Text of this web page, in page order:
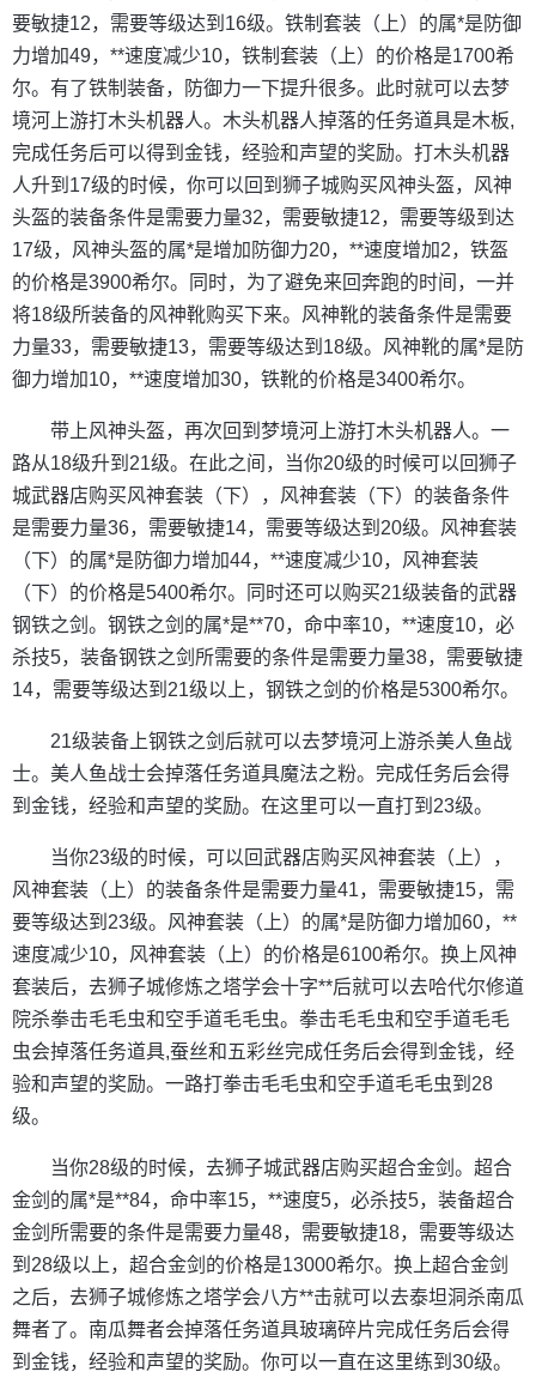
要敏捷12，需要等级达到16级。铁制套装（上）的属*是防御
力增加49，**速度减少10，铁制套装（上）的价格是1700希
尔。有了铁制装备，防御力一下提升很多。此时就可以去梦
境河上游打木头机器人。木头机器人掉落的任务道具是木板,
完成任务后可以得到金钱，经验和声望的奖励。打木头机器
人升到17级的时候，你可以回到狮子城购买风神头盔，风神
头盔的装备条件是需要力量32，需要敏捷12，需要等级到达
17级，风神头盔的属*是增加防御力20，**速度增加2，铁盔
的价格是3900希尔。同时，为了避免来回奔跑的时间，一并
将18级所装备的风神靴购买下来。风神靴的装备条件是需要
力量33，需要敏捷13，需要等级达到18级。风神靴的属*是防
御力增加10，**速度增加30，铁靴的价格是3400希尔。
带上风神头盔，再次回到梦境河上游打木头机器人。一
路从18级升到21级。在此之间，当你20级的时候可以回狮子
城武器店购买风神套装（下），风神套装（下）的装备条件
是需要力量36，需要敏捷14，需要等级达到20级。风神套装
（下）的属*是防御力增加44，**速度减少10，风神套装
（下）的价格是5400希尔。同时还可以购买21级装备的武器
钢铁之剑。钢铁之剑的属*是**70，命中率10，**速度10，必
杀技5，装备钢铁之剑所需要的条件是需要力量38，需要敏捷
14，需要等级达到21级以上，钢铁之剑的价格是5300希尔。
21级装备上钢铁之剑后就可以去梦境河上游杀美人鱼战
士。美人鱼战士会掉落任务道具魔法之粉。完成任务后会得
到金钱，经验和声望的奖励。在这里可以一直打到23级。
当你23级的时候，可以回武器店购买风神套装（上），
风神套装（上）的装备条件是需要力量41，需要敏捷15，需
要等级达到23级。风神套装（上）的属*是防御力增加60，**
速度减少10，风神套装（上）的价格是6100希尔。换上风神
套装后，去狮子城修炼之塔学会十字**后就可以去哈代尔修道
院杀拳击毛毛虫和空手道毛毛虫。拳击毛毛虫和空手道毛毛
虫会掉落任务道具,蚕丝和五彩丝完成任务后会得到金钱，经
验和声望的奖励。一路打拳击毛毛虫和空手道毛毛虫到28
级。
当你28级的时候，去狮子城武器店购买超合金剑。超合
金剑的属*是**84，命中率15，**速度5，必杀技5，装备超合
金剑所需要的条件是需要力量48，需要敏捷18，需要等级达
到28级以上，超合金剑的价格是13000希尔。换上超合金剑
之后，去狮子城修炼之塔学会八方**击就可以去泰坦洞杀南瓜
舞者了。南瓜舞者会掉落任务道具玻璃碎片完成任务后会得
到金钱，经验和声望的奖励。你可以一直在这里练到30级。